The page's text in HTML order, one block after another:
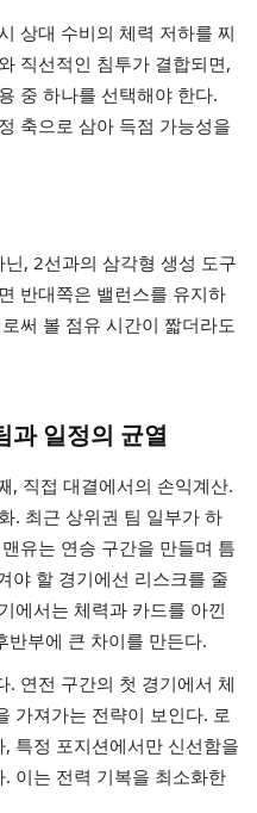
상대 수비의 체력 저하를 찌
직선적인 침투가 결합되면,
중 하나를 선택해야 한다.
축으로 삼아 득점 가능성을
, 2선과의 삼각형 생성 도구
반대쪽은 밸런스를 유지하
써 볼 점유 시간이 짧더라도
과 일정의 균열
, 직접 대결에서의 손익계산.
. 최근 상위권 팀 일부가 하
유는 연승 구간을 만들며 틈
야 할 경기에선 리스크를 줄
에서는 체력과 카드를 아낀
반부에 큰 차이를 만든다.
. 연전 구간의 첫 경기에서 체
가져가는 전략이 보인다. 로
특정 포지션에서만 신선함을
이는 전력 기복을 최소화한